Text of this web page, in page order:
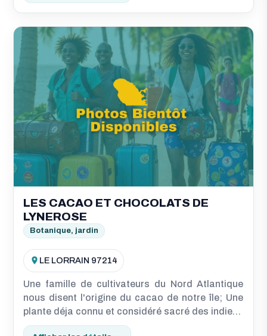
LES CACAO ET CHOCOLATS DE
LYNEROSE
Botanique, jardin
LE LORRAIN 97214
Une famille de cultivateurs du Nord Atlantique
nous disent l'origine du cacao de notre île; Une
plante déja connu et considéré sacré des indiens
de l'amérique centrale; des peuples Caraibes et